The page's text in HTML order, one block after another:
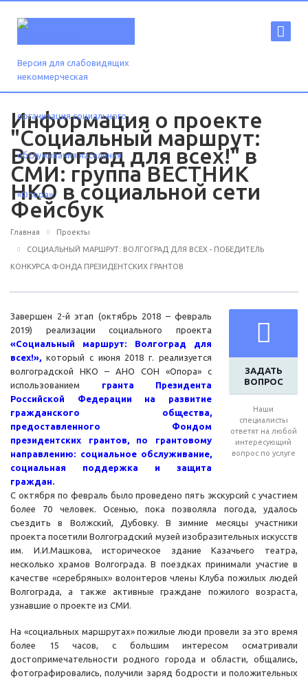
Версия для слабовидящих
Информация о проекте
"Социальный маршрут:
Волгоград для всех!" в
СМИ: группа ВЕСТНИК
НКО в социальной сети
Фейсбук
Главная Проекты
СОЦИАЛЬНЫЙ МАРШРУТ: ВОЛГОГРАД ДЛЯ ВСЕХ - ПОБЕДИТЕЛЬ
КОНКУРСА ФОНДА ПРЕЗИДЕНТСКИХ ГРАНТОВ
ЗАДАТЬ
ВОПРОС
Наши
специалисты
ответят на любой
интересующий
вопрос по услуге
Завершен 2-й этап (октябрь 2018 – февраль
2019) реализации социального проекта
«Социальный маршрут: Волгоград для
всех!», который с июня 2018 г. реализуется
волгоградской НКО – АНО СОН «Опора» с
использованием
гранта Президента
Российской Федерации на развитие
гражданского общества,
предоставленного Фондом
президентских грантов, по грантовому
направлению: социальное обслуживание,
социальная поддержка и защита
граждан.
С октября по февраль было проведено пять экскурсий с участием
более 70 человек. Осенью, пока позволяла погода, удалось
съездить в Волжский, Дубовку. В зимние месяцы участники
проекта посетили Волгоградский музей изобразительных искусств
им. И.И.Машкова, историческое здание Казачьего театра,
несколько храмов Волгограда. В поездках принимали участие в
качестве «серебряных» волонтеров члены Клуба пожилых людей
Волгограда, а также активные граждане пожилого возраста,
узнавшие о проекте из СМИ.
На «социальных маршрутах» пожилые люди провели за это время
более 15 часов, с большим интересом осматривали
достопримечательности родного города и области, общались,
фотографировались, получили заряд бодрости и положительных